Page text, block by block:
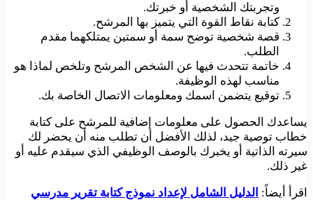
وتجربتك الشخصية أو خبرتك.
كتابة نقاط القوة التي يتميز بها المرشح.
قصة شخصية توضح سمة أو سمتين يمتلكهما مقدم
الطلب.
خاتمة تتحدث فيها عن الشخص المرشح وتلخص لماذا هو
مناسب لهذه الوظيفة.
توقيع يتضمن اسمك ومعلومات الاتصال الخاصة بك.
يساعدك الحصول على معلومات إضافية للمرشح على كتابة
خطاب توصية جيد، لذلك الأفضل أن تطلب منه أن يحضر لك
سيرته الذاتية أو يخبرك بالوصف الوظيفي الذي سيقدم عليه أو
غير ذلك.
اقرأ أيضاً: الدليل الشامل لإعداد نموذج كتابة تقرير مدرسي